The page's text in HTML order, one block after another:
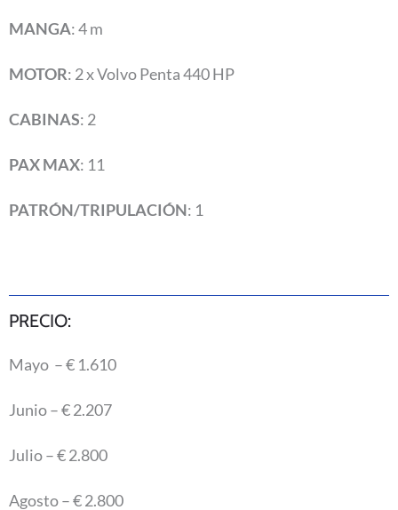
MANGA: 4 m
MOTOR: 2 x Volvo Penta 440 HP
CABINAS: 2
PAX MAX: 11
PATRÓN/TRIPULACIÓN: 1
PRECIO:
Mayo – € 1.610
Junio – € 2.207
Julio – € 2.800
Agosto – € 2.800